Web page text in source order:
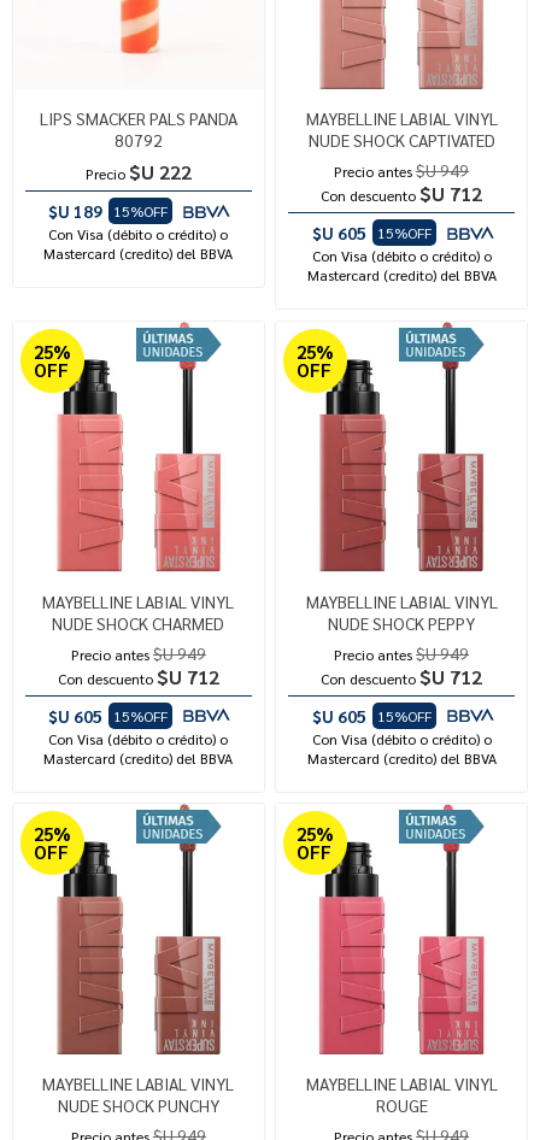
LIPS SMACKER PALS PANDA
80792
Precio $U 222
$U 189
15%OFF
Con Visa (débito o crédito) o
Mastercard (credito) del BBVA
MAYBELLINE LABIAL VINYL
NUDE SHOCK CAPTIVATED
Precio antes$U 949
Con descuento $U 712
$U 605
15%OFF
Con Visa (débito o crédito) o
Mastercard (credito) del BBVA
25%
OFF
MAYBELLINE LABIAL VINYL
NUDE SHOCK CHARMED
Precio antes$U 949
Con descuento $U 712
$U 605
15%OFF
Con Visa (débito o crédito) o
Mastercard (credito) del BBVA
25%
OFF
MAYBELLINE LABIAL VINYL
NUDE SHOCK PEPPY
Precio antes$U 949
Con descuento $U 712
$U 605
15%OFF
Con Visa (débito o crédito) o
Mastercard (credito) del BBVA
25%
OFF
MAYBELLINE LABIAL VINYL
NUDE SHOCK PUNCHY
Precio antes$U 949
25%
OFF
MAYBELLINE LABIAL VINYL
ROUGE
Precio antes$U 949